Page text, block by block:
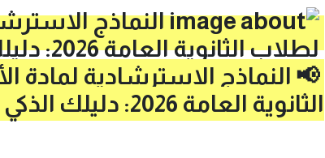
📢 النماذج الاسترشادية لمادة
الثانوية العامة 2026: دليلك الذكي للنجاح